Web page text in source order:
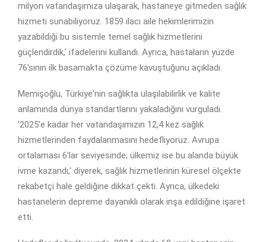
milyon vatandaşımıza ulaşarak, hastaneye gitmeden sağlık
hizmeti sunabiliyoruz. 1859 ilacı aile hekimlerimizin
yazabildiği bu sistemle temel sağlık hizmetlerini
güçlendirdik,' ifadelerini kullandı. Ayrıca, hastaların yüzde
76’sının ilk basamakta çözüme kavuştuğunu açıkladı.
Memişoğlu, Türkiye'nin sağlıkta ulaşılabilirlik ve kalite
anlamında dünya standartlarını yakaladığını vurguladı.
'2025’e kadar her vatandaşımızın 12,4 kez sağlık
hizmetlerinden faydalanmasını hedefliyoruz. Avrupa
ortalaması 6’lar seviyesinde; ülkemiz ise bu alanda büyük
ivme kazandı,' diyerek, sağlık hizmetlerinin küresel ölçekte
rekabetçi hale geldiğine dikkat çekti. Ayrıca, ülkedeki
hastanelerin depreme dayanıklı olarak inşa edildiğine işaret
etti.